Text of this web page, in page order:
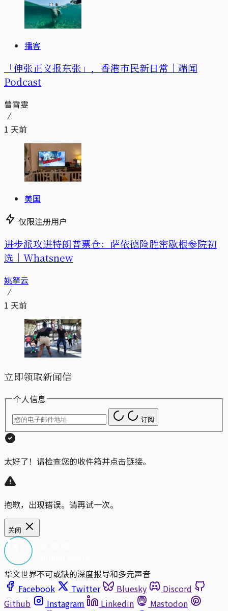
播客
「伸张正义报东张」，香港市民新日常｜端闻
Podcast
曾雪雯
1 天前
美国
仅限注册用户
进步派攻进特朗普票仓：萨依德险胜密歇根参院初
选｜Whatsnew
姚拏云
1 天前
立即领取新闻信
个人信息
订阅
太好了！请检查您的收件箱并点击链接。
抱歉，出现错误。请再试一次。
关闭
华文世界不可或缺的深度报导和多元声音
Facebook
Twitter Bluesky
Discord
Github
Instagram Linkedin
Mastodon